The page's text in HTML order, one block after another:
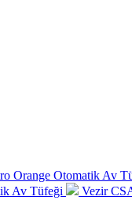
Orange Otomatik Av
Av Tüfeği Vezir